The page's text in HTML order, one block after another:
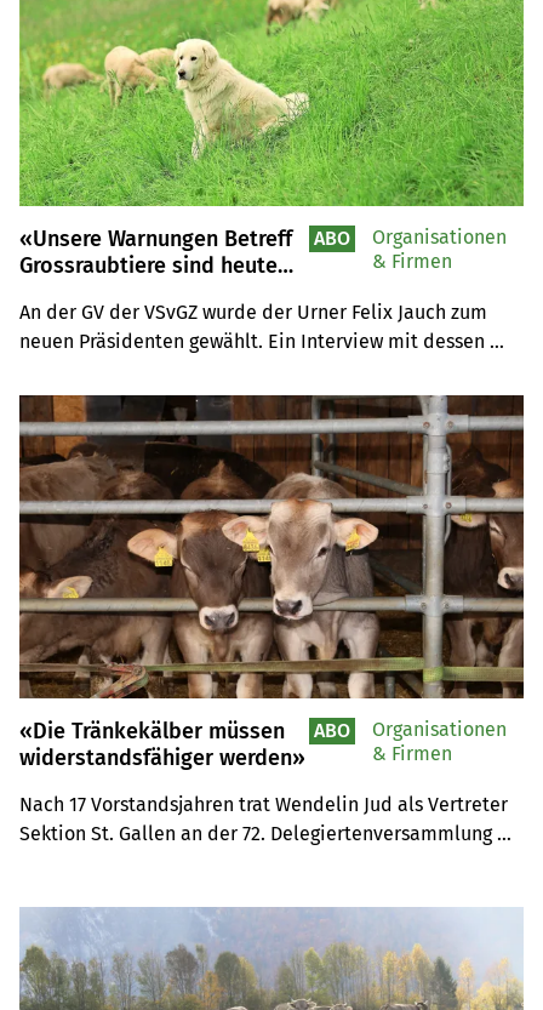
«Unsere Warnungen Betreff
Grossraubtiere sind heute
An der GV der VSvGZ wurde der Urner Felix Jauch zum
neuen Präsidenten gewählt. Ein Interview mit dessen
zusammen mit Franz Püntener im Co-Präsidium führte.
ABO
Organisationen
& Firmen
«Die Tränkekälber müssen
widerstandsfähiger werden»
Nach 17 Vorstandsjahren trat Wendelin Jud als Vertreter
Sektion St. Gallen an der 72. Delegiertenversammlung
ABO
Organisationen
& Firmen